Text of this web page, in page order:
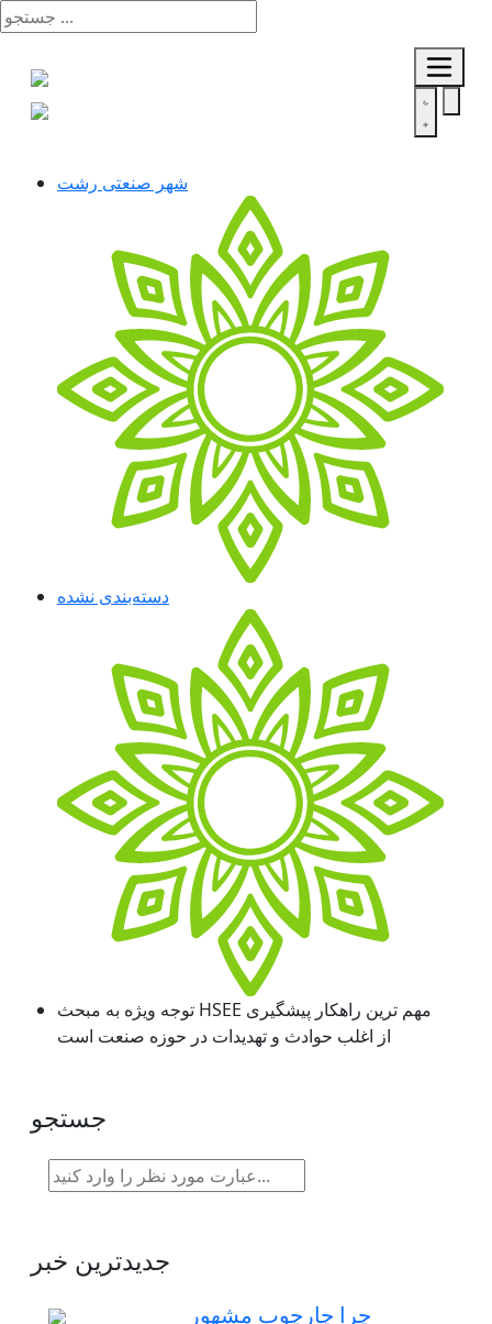
شهر صنعتی رشت
دسته‌بندی نشده
توجه ویژه به مبحث HSEE مهم ترین راهکار پیشگیری
از اغلب حوادث و تهدیدات در حوزه صنعت است
جستجو
جدیدترین خبر
چرا چارچوب مشهور